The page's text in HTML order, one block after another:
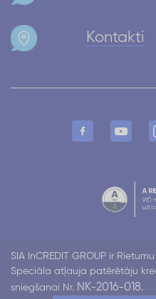
Kontakti
SIA InCREDIT GROUP ir
Speciāla atļauja patērētāju
sniegšanai Nr. NK-2016-018.